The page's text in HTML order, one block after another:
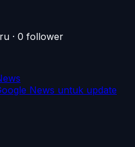
· 0 follower
News untuk update